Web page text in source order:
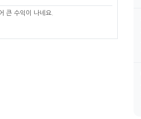
큰 수익이 나네요.